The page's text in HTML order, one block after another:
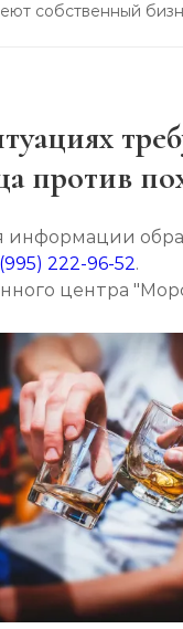
блок
собственный
против
информации
222-96-52.
центра